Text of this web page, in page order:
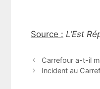
Source : L’Est
Carrefour a-t-il
Incident au